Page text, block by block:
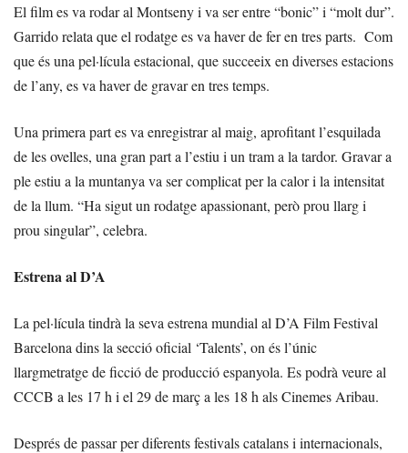
El film es va rodar al Montseny i va ser entre “bonic” i “molt dur”.
Garrido relata que el rodatge es va haver de fer en tres parts. Com
que és una pel·lícula estacional, que succeeix en diverses estacions
de l’any, es va haver de gravar en tres temps.
Una primera part es va enregistrar al maig, aprofitant l’esquilada
de les ovelles, una gran part a l’estiu i un tram a la tardor. Gravar a
ple estiu a la muntanya va ser complicat per la calor i la intensitat
de la llum. “Ha sigut un rodatge apassionant, però prou llarg i
prou singular”, celebra.
Estrena al D’A
La pel·lícula tindrà la seva estrena mundial al D’A Film Festival
Barcelona dins la secció oficial ‘Talents’, on és l’únic
llargmetratge de ficció de producció espanyola. Es podrà veure al
CCCB a les 17 h i el 29 de març a les 18 h als Cinemes Aribau.
Després de passar per diferents festivals catalans i internacionals,